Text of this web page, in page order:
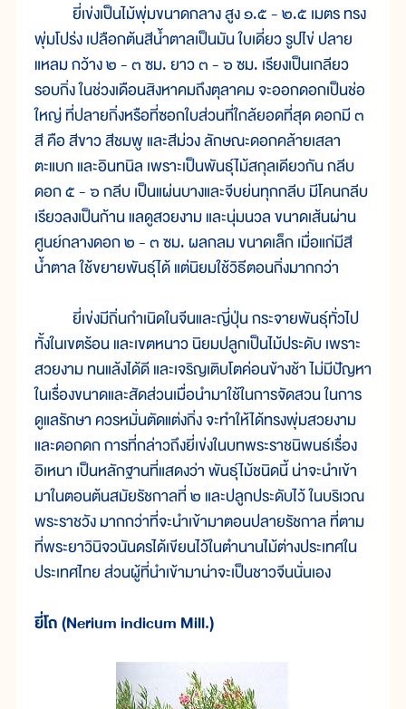
ยี่เข่งเป็นไม้พุ่มขนาดกลาง สูง ๑.๕ - ๒.๕ เมตร ทรง
พุ่มโปร่ง เปลือกต้นสีน้ำตาลเป็นมัน ใบเดี่ยว รูปไข่ ปลาย
แหลม กว้าง ๒ - ๓ ซม. ยาว ๓ - ๖ ซม. เรียงเป็นเกลียว
รอบกิ่ง ในช่วงเดือนสิงหาคมถึงตุลาคม จะออกดอกเป็นช่อ
ใหญ่ ที่ปลายกิ่งหรือที่ซอกใบส่วนที่ใกล้ยอดที่สุด ดอกมี ๓
สี คือ สีขาว สีชมพู และสีม่วง ลักษณะดอกคล้ายเสลา
ตะแบก และอินทนิล เพราะเป็นพันธุ์ไม้สกุลเดียวกัน กลีบ
ดอก ๕ - ๖ กลีบ เป็นแผ่นบางและจีบย่นทุกกลีบ มีโคนกลีบ
เรียวลงเป็นก้าน แลดูสวยงาม และนุ่มนวล ขนาดเส้นผ่าน
ศูนย์กลางดอก ๒ - ๓ ซม. ผลกลม ขนาดเล็ก เมื่อแก่มีสี
น้ำตาล ใช้ขยายพันธุ์ได้ แต่นิยมใช้วิธีตอนกิ่งมากกว่า
ยี่เข่งมีถิ่นกำเนิดในจีนและญี่ปุ่น กระจายพันธุ์ทั่วไป
ทั้งในเขตร้อน และเขตหนาว นิยมปลูกเป็นไม้ประดับ เพราะ
สวยงาม ทนแล้งได้ดี และเจริญเติบโตค่อนข้างช้า ไม่มีปัญหา
ในเรื่องขนาดและสัดส่วนเมื่อนำมาใช้ในการจัดสวน ในการ
ดูแลรักษา ควรหมั่นตัดแต่งกิ่ง จะทำให้ได้ทรงพุ่มสวยงาม
และดอกดก การที่กล่าวถึงยี่เข่งในบทพระราชนิพนธ์เรื่อง
อิเหนา เป็นหลักฐานที่แสดงว่า พันธุ์ไม้ชนิดนี้ น่าจะนำเข้า
มาในตอนต้นสมัยรัชกาลที่ ๒ และปลูกประดับไว้ ในบริเวณ
พระราชวัง มากกว่าที่จะนำเข้ามาตอนปลายรัชกาล ที่ตาม
ที่พระยาวินิจวนันดรได้เขียนไว้ในตำนานไม้ต่างประเทศใน
ประเทศไทย ส่วนผู้ที่นำเข้ามาน่าจะเป็นชาวจีนนั่นเอง
ยี่โถ (Nerium indicum Mill.)